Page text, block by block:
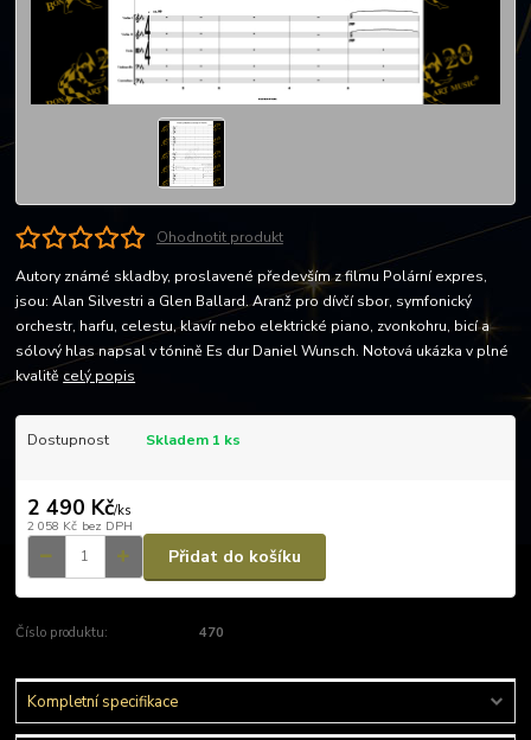
Ohodnotit produkt
Autory známé skladby, proslavené především z filmu Polární expres,
jsou: Alan Silvestri a Glen Ballard. Aranž pro dívčí sbor, symfonický
orchestr, harfu, celestu, klavír nebo elektrické piano, zvonkohru, bicí a
sólový hlas napsal v tónině Es dur Daniel Wunsch. Notová ukázka v plné
kvalitě celý popis
Dostupnost Skladem 1 ks
2 490 Kč/ks
2 058 Kč bez DPH
Přidat do košíku
Číslo produktu: 470
Kompletní specifikace